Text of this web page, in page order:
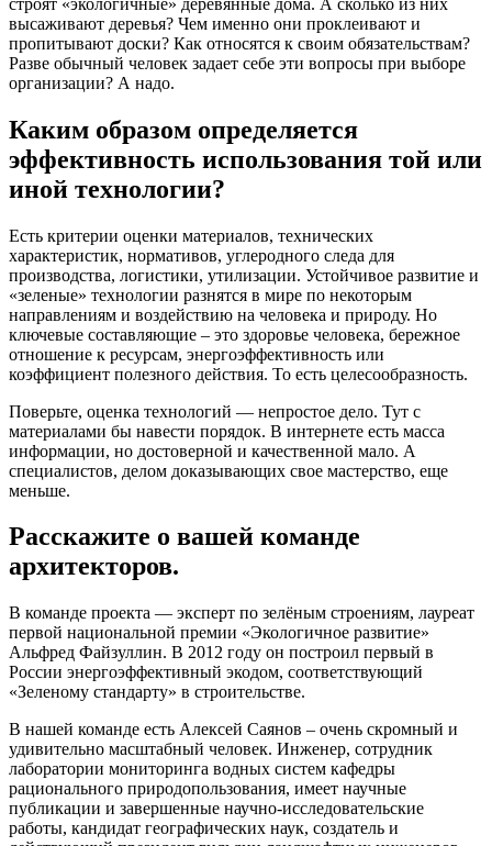
высаживают деревья? Чем именно они проклеивают и
пропитывают доски? Как относятся к своим обязательствам?
Разве обычный человек задает себе эти вопросы при выборе
организации? А надо.
Каким образом определяется
эффективность использования той или
иной технологии?
Есть критерии оценки материалов, технических
характеристик, нормативов, углеродного следа для
производства, логистики, утилизации. Устойчивое развитие и
«зеленые» технологии разнятся в мире по некоторым
направлениям и воздействию на человека и природу. Но
ключевые составляющие – это здоровье человека, бережное
отношение к ресурсам, энергоэффективность или
коэффициент полезного действия. То есть целесообразность.
Поверьте, оценка технологий — непростое дело. Тут с
материалами бы навести порядок. В интернете есть масса
информации, но достоверной и качественной мало. А
специалистов, делом доказывающих свое мастерство, еще
меньше.
Расскажите о вашей команде
архитекторов.
В команде проекта — эксперт по зелёным строениям, лауреат
первой национальной премии «Экологичное развитие»
Альфред Файзуллин. В 2012 году он построил первый в
России энергоэффективный экодом, соответствующий
«Зеленому стандарту» в строительстве.
В нашей команде есть Алексей Саянов – очень скромный и
удивительно масштабный человек. Инженер, сотрудник
лаборатории мониторинга водных систем кафедры
рационального природопользования, имеет научные
публикации и завершенные научно-исследовательские
работы, кандидат географических наук, создатель и